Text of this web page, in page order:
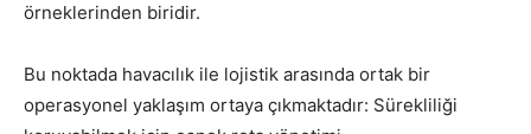
örneklerinden biridir.
Bu noktada havacılık ile lojistik arasında ortak bir
operasyonel yaklaşım ortaya çıkmaktadır: Sürekliliği